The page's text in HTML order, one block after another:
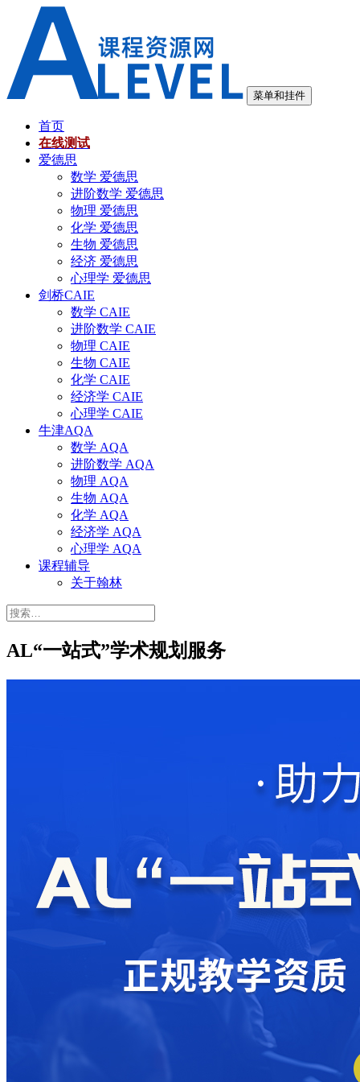
菜单和挂件
首页
在线测试
爱德思
数学 爱德思
进阶数学 爱德思
物理 爱德思
化学 爱德思
生物 爱德思
经济 爱德思
心理学 爱德思
剑桥CAIE
数学 CAIE
进阶数学 CAIE
物理 CAIE
生物 CAIE
化学 CAIE
经济学 CAIE
心理学 CAIE
牛津AQA
数学 AQA
进阶数学 AQA
物理 AQA
生物 AQA
化学 AQA
经济学 AQA
心理学 AQA
课程辅导
关于翰林
搜
AL“一站式”学术规划服务